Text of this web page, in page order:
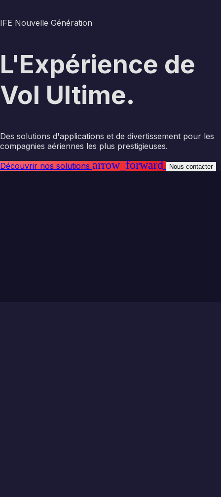
IFE Nouvelle Génération
L'Expérience de
Vol Ultime.
Des solutions d'applications et de divertissement pour les
compagnies aériennes les plus prestigieuses.
Découvrir nos solutions arrow_forward Nous contacter